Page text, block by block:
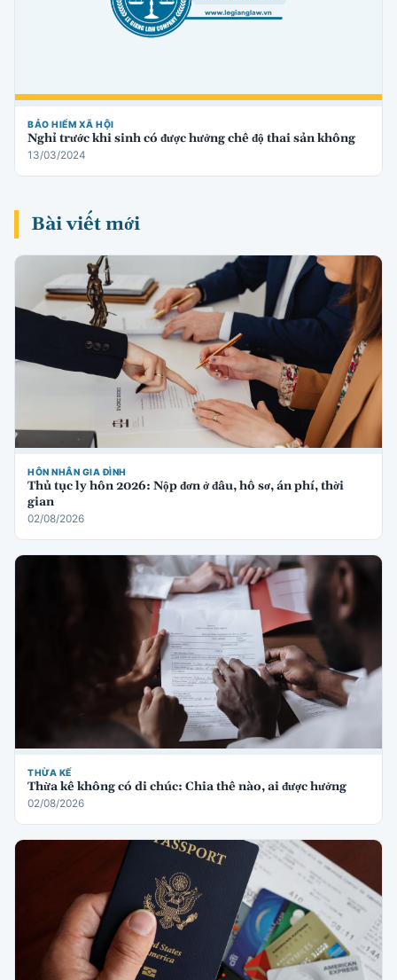
BẢO HIỂM XÃ HỘI
Nghỉ trước khi sinh có được hưởng chế độ thai sản không
13/03/2024
Bài viết mới
HÔN NHÂN GIA ĐÌNH
Thủ tục ly hôn 2026: Nộp đơn ở đâu, hồ sơ, án phí, thời
gian
02/08/2026
THỪA KẾ
Thừa kế không có di chúc: Chia thế nào, ai được hưởng
02/08/2026